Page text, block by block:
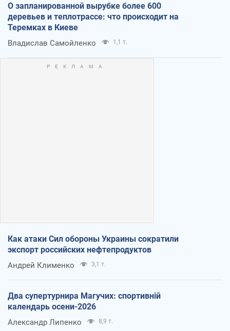
О запланированной вырубке более 600
деревьев и теплотрассе: что происходит на
Теремках в Киеве
Владислав Самойленко 1,1 т.
Как атаки Сил обороны Украины сократили
экспорт российских нефтепродуктов
Андрей Клименко 3,1 т.
Два супертурнира Магучих: спортивній
календарь осени-2026
Александр Липенко 8,9 т.